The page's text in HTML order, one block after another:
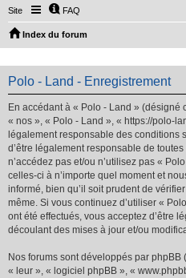
Site FAQ
Index du forum
Polo - Land - Enregistrement
En accédant à « Polo - Land » (désigné
« nos », « Polo - Land », « https://polo-
légalement responsable des conditions
d’être légalement responsable de
n’accédez pas et/ou n’utilisez pas «
celles-ci à n’importe quel moment et
informé, bien qu’il soit prudent de
même. Si vous continuez d’utiliser «
ont été effectués, vous acceptez d’être
découlant des mises à jour et/ou
Nos forums sont développés par
« leur », « logiciel phpBB », «